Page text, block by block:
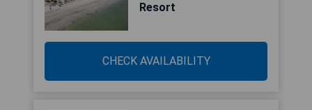
Resort
CHECK AVAILABILITY